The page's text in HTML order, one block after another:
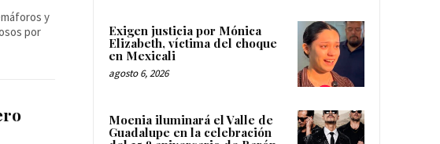
y
por
Exigen justicia por Mónica
Elizabeth, víctima del choque
en Mexicali
agosto 6, 2026
Moenia iluminará el Valle de
Guadalupe en la celebración